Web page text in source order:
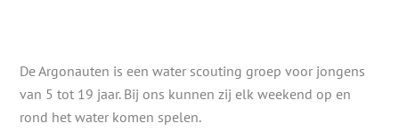
De Argonauten is een water scouting groep voor jongens
van 5 tot 19 jaar. Bij ons kunnen zij elk weekend op en
rond het water komen spelen.